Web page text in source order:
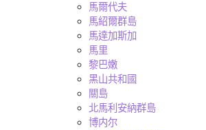
馬爾代夫
馬紹爾群島
馬達加斯加
馬里
黎巴嫩
黑山共和國
關島
北馬利安納群島
博内尔